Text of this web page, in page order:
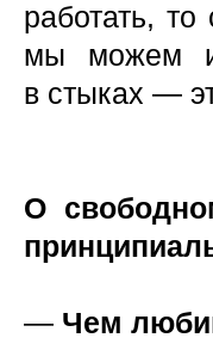
работать,
мы можем и
в стыках —
О
— Чем